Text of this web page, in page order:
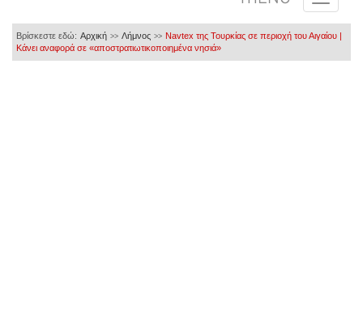
Βρίσκεστε εδώ: Αρχική >> Λήμνος >> Navtex της Τουρκίας σε περιοχή του Αιγαίου |
Κάνει αναφορά σε «αποστρατιωτικοποιημένα νησιά»